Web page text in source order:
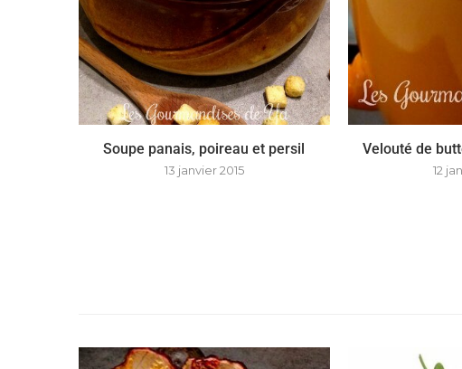
Soupe panais, poireau et persil
13 janvier 2015
Velouté de
12